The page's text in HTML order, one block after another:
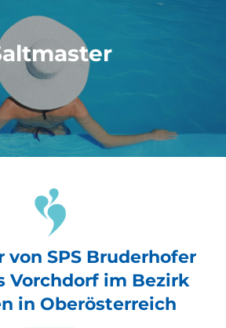
von SPS Bruderhofer
Vorchdorf im Bezirk
in Oberösterreich